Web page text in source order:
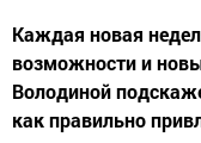
Каждая новая
возможности и
Володиной
как правильно